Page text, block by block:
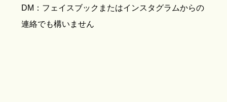
DM：フェイスブックまたはインスタグラムからの
連絡でも構いません